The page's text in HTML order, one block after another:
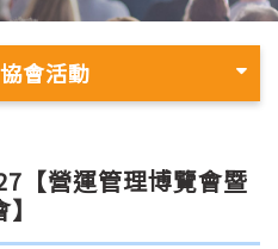
會活動
【營運管理博覽會暨